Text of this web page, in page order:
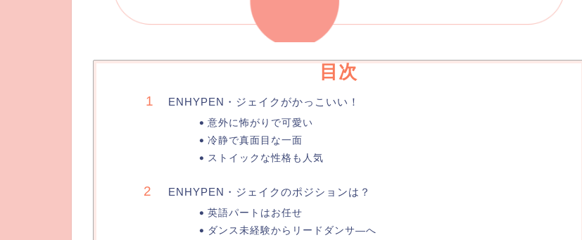
目次
ENHYPEN・ジェイクがかっこいい！
意外に怖がりで可愛い
冷静で真面目な一面
ストイックな性格も人気
ENHYPEN・ジェイクのポジションは？
英語パートはお任せ
ダンス未経験からリードダンサ―へ